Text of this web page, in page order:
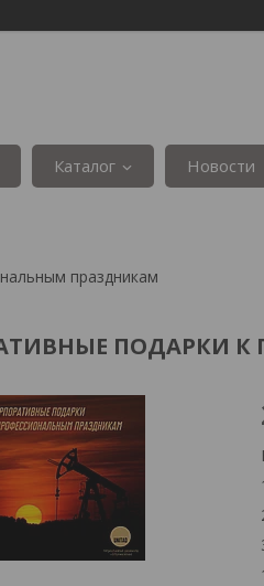
Каталог Новости
праздникам
ПОДАРКИ